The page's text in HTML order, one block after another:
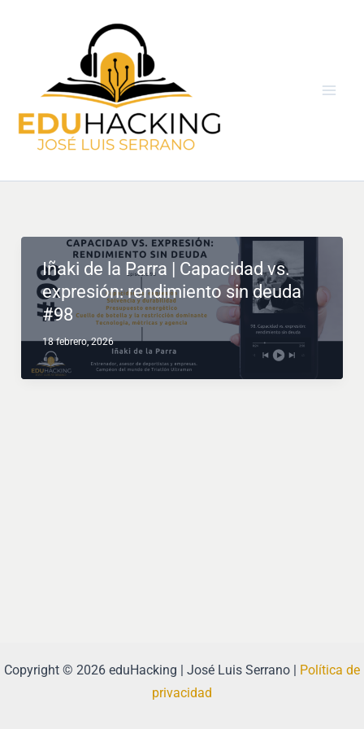
Iñaki de la Parra | Capacidad vs.
expresión: rendimiento sin deuda
#98
18 febrero, 2026
Copyright © 2026 eduHacking | José Luis Serrano | Política de
privacidad